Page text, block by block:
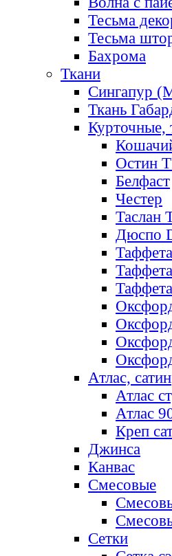
Тесьма
Тесьма
Бахрома
Ткани
Сингапур
Ткань
Курточные,
Остин
Белфаст
Честер
Таслан
Дюспо
Атлас, сатин
Атлас
Атлас
Креп
Джинса
Канвас
Смесовые
Сетки